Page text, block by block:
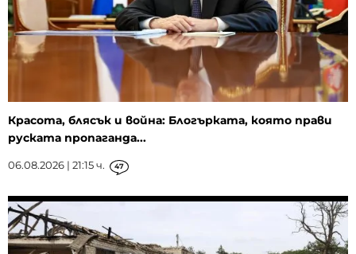
Красота, блясък и война: Блогърката, която прави
руската пропаганда...
06.08.2026 | 21:15 ч. 47